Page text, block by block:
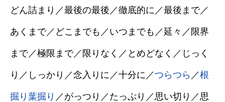
どん詰まり／最後の最後／徹底的に／最後まで／
あくまで／どこまでも／いつまでも／延々／限界
まで／極限まで／限りなく／とめどなく／じっく
り／しっかり／念入りに／十分に／つらつら ／根
掘り葉掘り ／がっつり／たっぷり／思い切り／思